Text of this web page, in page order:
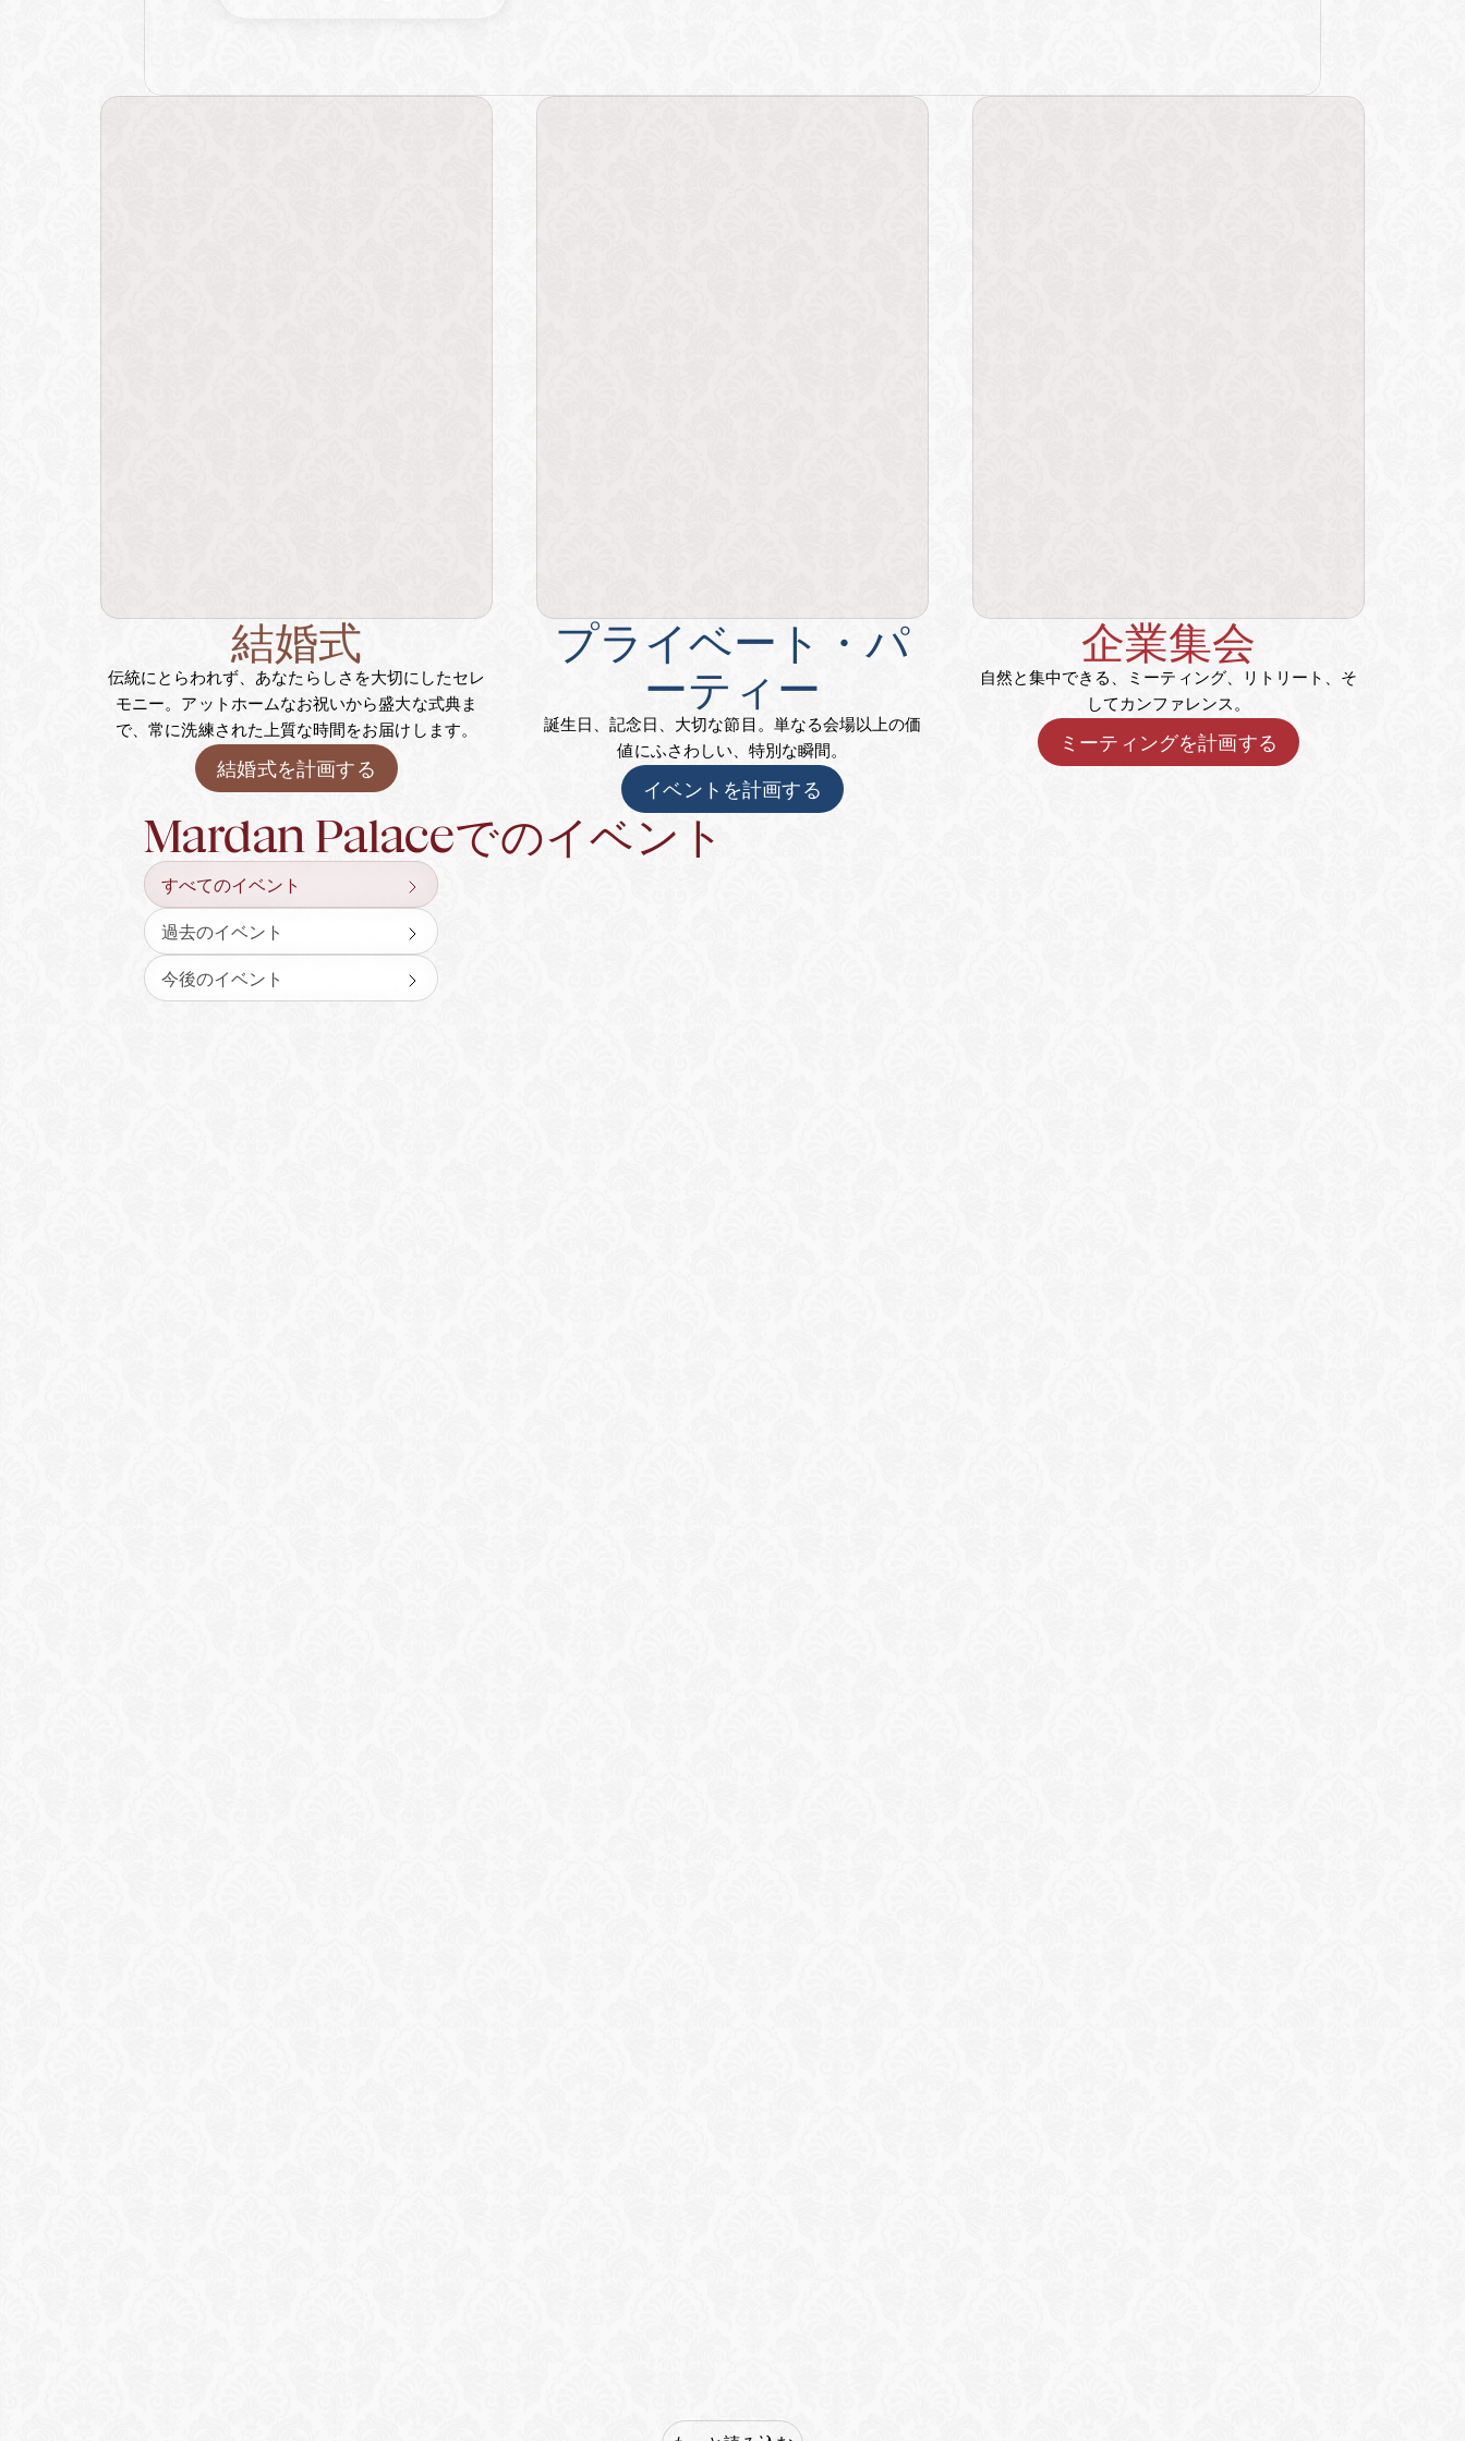
結婚式
伝統にとらわれず、あなたらしさを大切にしたセレ
モニー。アットホームなお祝いから盛大な式典ま
で、常に洗練された上質な時間をお届けします。
結婚式を計画する
プライベート・パ
ーティー
誕生日、記念日、大切な節目。単なる会場以上の価
値にふさわしい、特別な瞬間。
イベントを計画する
企業集会
自然と集中できる、ミーティング、リトリート、そ
してカンファレンス。
ミーティングを計画する
Mardan Palaceでのイベント
すべてのイベント
過去のイベント
今後のイベント